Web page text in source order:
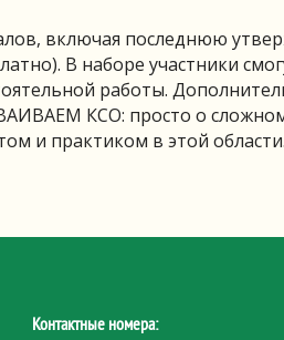
включая последнюю
В наборе участники
работы.
КСО: просто о
и практиком в этой области.
Контактные номера: